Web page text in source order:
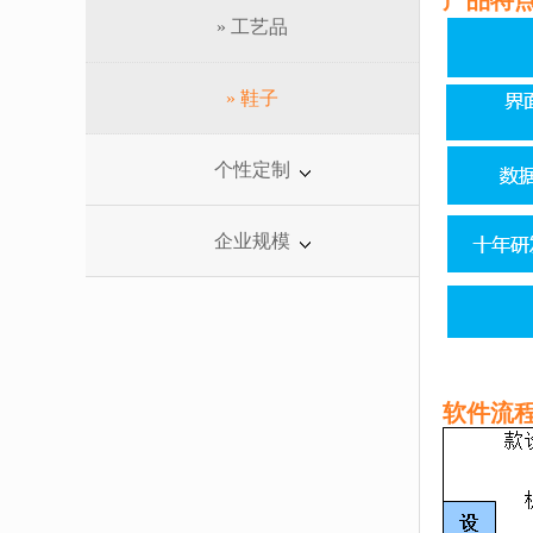
» 工艺品
» 鞋子
个性定制
企业规模
软件流